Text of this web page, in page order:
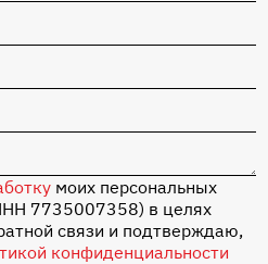
моих персональных
7735007358) в целях
связи и подтверждаю,
конфиденциальности